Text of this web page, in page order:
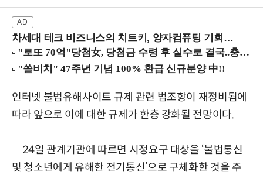
차세대 테크 비즈니스의 치트키, 양자컴퓨팅 기회를 선점하라! (8/28 강남역)
인터넷 불법유해사이트 규제 관련 법조항이 재정비됨에
따라 앞으로 이에 대한 규제가 한층 강화될 전망이다.
24일 관계기관에 따르면 시정요구 대상을 ‘불법통신
및 청소년에게 유해한 전기통신’으로 구체화한 것을 주